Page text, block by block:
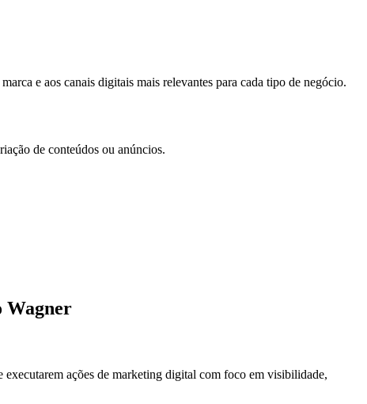
e aos canais digitais mais relevantes para cada tipo de negócio.
de conteúdos ou anúncios.
Wagner
executarem ações de marketing digital com foco em visibilidade,